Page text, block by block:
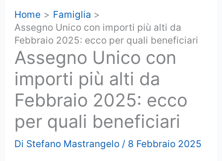
Home
Famiglia
Assegno Unico con importi più alti da
Febbraio 2025: ecco per quali beneficiari
Assegno Unico con
importi più alti da
Febbraio 2025: ecco
per quali beneficiari
Di Stefano Mastrangelo / 8 Febbraio 2025